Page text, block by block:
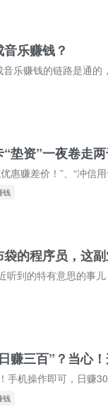
乐赚钱？
“垫资”一夜卷走
钱
的程序员，这
赚三百”？当心
钱